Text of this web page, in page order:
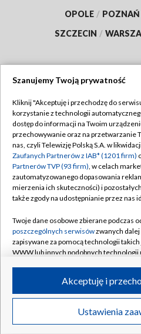
OPOLE / POZNAŃ
SZCZECIN /
Abonament TVP
Emisja w TVP
Centrum informacji TVP
Naziemna Telewizja Cyfrowa
Rada Programowa
System NOS
Informacje o nadawcy
Program dla prasy
Ogłoszenie przetargowe
Polityka
Moje
©2026 Telewizja
Szanujemy Twoją prywatność
Kliknij "Akceptuję i przechodzę do
korzystanie z technologii
dostęp do informacji na Twoim
przechowywanie oraz na przetwarzanie
nas, czyli Telewizję Polską S.A. w
Zaufanych Partnerów z IAB* (1201 firm)
Partnerów TVP (93 firm), w celach
zautomatyzowanego dopasowania
mierzenia ich skuteczności) i
także zgody na udostępnianie przez nas
Twoje dane osobowe zbierane podczas
poszczególnych serwisówzwanych
zapisywane za pomocą technologii
WWW lub innych podobnych
ruchu w Internecie.
Twoje dane osobowe zbierane podczas
poszczególnych serwisówna Portalu,
Ustawienia
Akceptuję i